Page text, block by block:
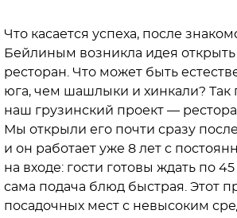
Что касается успеха, после
Бейлиным возникла идея открыть
ресторан. Что может быть
юга, чем шашлыки и хинкали? Так
наш грузинский проект —
Мы открыли его почти сразу
и он работает уже 8 лет с
на входе: гости готовы ждать по
сама подача блюд быстрая. Этот
посадочных мест с невысоким